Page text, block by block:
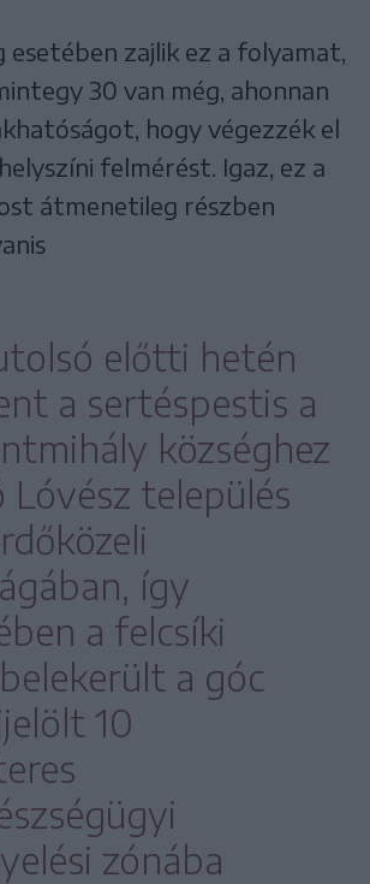
esetében zajlik ez a folyamat,
30 van még, ahonnan
hogy végezzék el
felmérést. Igaz, ez a
átmenetileg részben
előtti hetén
a sertéspestis a
községhez
település
így
a felcsíki
a góc
10
zónába